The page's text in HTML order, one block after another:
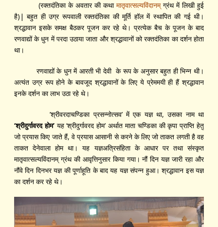
(रक्तदंतिका के अवतार की कथा मातृवात्सल्यविंदानम्‌ग्रंथ में लिखी हुई
है)| बहुत ही उग्र रूपवाली रक्तदंतिका की मूर्ति हॉल में स्थापित की गई थी।
श्रद्धावान इसके समक्ष बैठकर पूजन कर रहे थे। प्रत्येक बैच के पूजन के बाद
रणवाद्यों के धुन में परदा उठाया जाता और श्रद्धावानों को रक्तदंतिका का दर्शन होता
था।
रणवाद्यों के धुन में आरती भी देवी के रूप के अनुसार बहुत ही भिन्न थी।
अत्यंत उग्र रूप होने के बावजूद श्रद्धावानों के लिए ये प्रेममयी ही हैं श्रद्धावान
इनके दर्शन का लाभ उठा रहे थे।
’श्रीवरदाचण्डिका प्रसन्नोत्सव’ में एक यज्ञ था, उसका नाम था
‘श्रीदुर्गावरद होम’ यह ‘श्रीदुर्गावरद होम’ अर्थात माता चण्डिका की कृपा प्राप्ति हेतु
जो प्रयास किए जाते हैं, वे प्रयास आसानी से करने के लिए जो ताकत लगती है वह
ताकत देनेवाला होम था। यह यज्ञअत्रिसंहिता के आधार पर तथा संस्कृत
मातृवात्सल्यविंदानम् ग्रंथ की आवृत्तिनुसार किया गया। नौं दिन यज्ञ जारी रहा और
नौंवे दिन दिनभर यज्ञ की पूर्णाहूति के बाद यह यज्ञ संपन्न हुआ। श्रद्धावान इस यज्ञ
का दर्शन कर रहे थे।